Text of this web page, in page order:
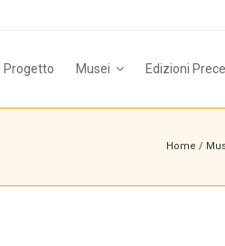
Il Progetto Musei Edizioni
Home /